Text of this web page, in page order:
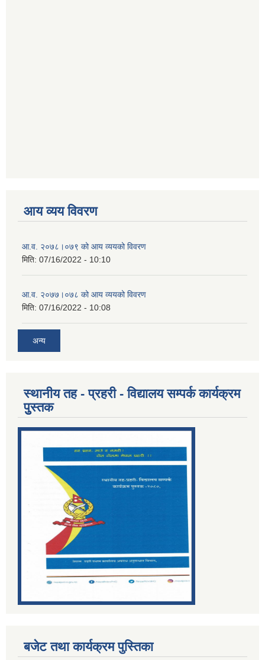
आय व्यय विवरण
आ.व. २०७८।०७९ को आय व्ययको विवरण
मिति: 07/16/2022 - 10:10
आ.व. २०७७।०७८ को आय व्ययको विवरण
मिति: 07/16/2022 - 10:08
अन्य
स्थानीय तह - प्रहरी - विद्यालय सम्पर्क कार्यक्रम
पुुस्तक
बजेट तथा कार्यक्रम पुस्तिका